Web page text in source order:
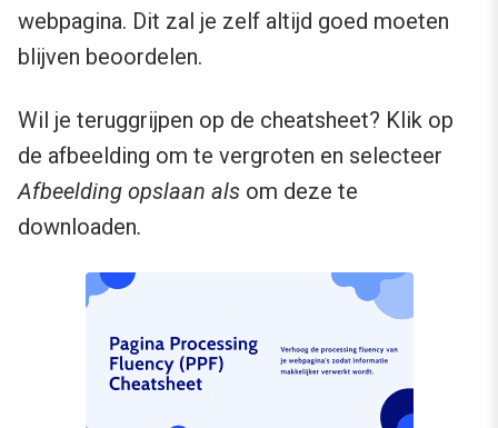
webpagina. Dit zal je zelf altijd goed moeten
blijven beoordelen.
Wil je teruggrijpen op de cheatsheet? Klik op
de afbeelding om te vergroten en selecteer
Afbeelding opslaan als om deze te
downloaden.